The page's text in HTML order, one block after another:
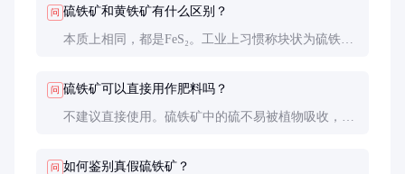
问 硫铁矿和黄铁矿有什么区别？
本质上相同，都是FeS₂。工业上习惯称块状为硫铁
问 硫铁矿可以直接用作肥料吗？
不建议直接使用。硫铁矿中的硫不易被植物吸收，且
问 如何鉴别真假硫铁矿？